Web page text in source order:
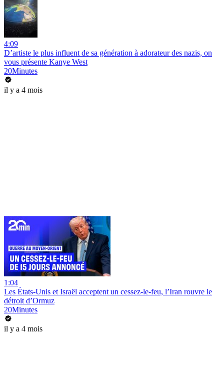
4:09
D’artiste le plus influent de sa génération à adorateur des nazis, on
vous présente Kanye West
20Minutes
il y a 4 mois
1:04
Les États-Unis et Israël acceptent un cessez-le-feu, l’Iran rouvre le
détroit d’Ormuz
20Minutes
il y a 4 mois